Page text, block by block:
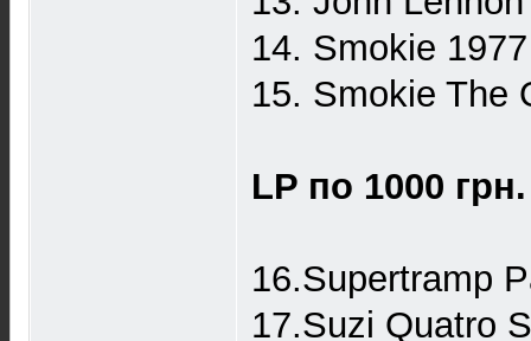
14. Smokie
15. Smokie The
LP по 1000
16.Supertramp
17.Suzi Quatro